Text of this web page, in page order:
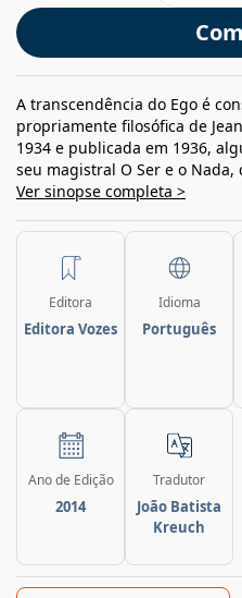
A transcendência do Ego é
propriamente filosófica de
1934 e publicada em 1936,
seu magistral O Ser e o
Ver sinopse completa >
Editora
Editora Vozes
Idioma
Português
Ano de Edição
2014
Tradutor
João Batista
Kreuch